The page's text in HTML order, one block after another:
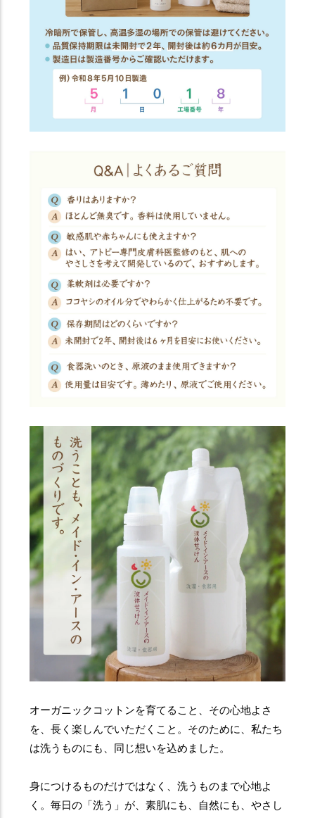
オーガニックコットンを育てること、その心地よさ
を、長く楽しんでいただくこと。そのために、私たち
は洗うものにも、同じ想いを込めました。
身につけるものだけではなく、洗うものまで心地よ
く。毎日の「洗う」が、素肌にも、自然にも、やさし